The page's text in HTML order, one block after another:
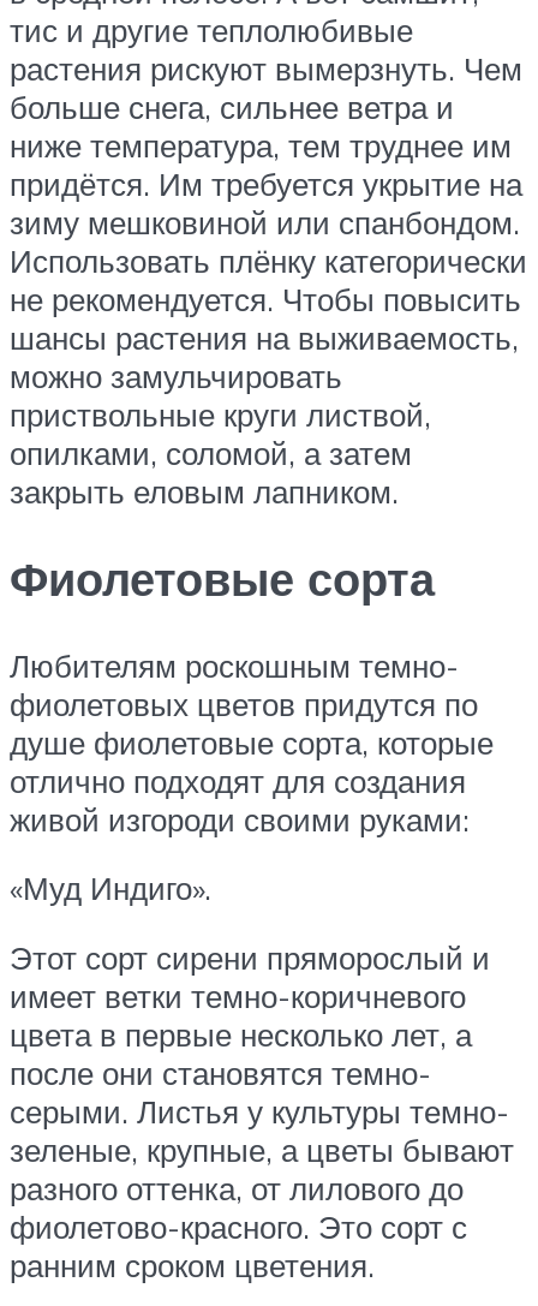
тис и другие теплолюбивые
растения рискуют вымерзнуть. Чем
больше снега, сильнее ветра и
ниже температура, тем труднее им
придётся. Им требуется укрытие на
зиму мешковиной или спанбондом.
Использовать плёнку категорически
не рекомендуется. Чтобы повысить
шансы растения на выживаемость,
можно замульчировать
приствольные круги листвой,
опилками, соломой, а затем
закрыть еловым лапником.
Фиолетовые сорта
Любителям роскошным темно-
фиолетовых цветов придутся по
душе фиолетовые сорта, которые
отлично подходят для создания
живой изгороди своими руками:
«Муд Индиго».
Этот сорт сирени пряморослый и
имеет ветки темно-коричневого
цвета в первые несколько лет, а
после они становятся темно-
серыми. Листья у культуры темно-
зеленые, крупные, а цветы бывают
разного оттенка, от лилового до
фиолетово-красного. Это сорт с
ранним сроком цветения.